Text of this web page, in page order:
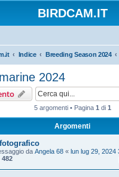
BIRDCAM.IT
Indice Breeding Season 2024
2024
5 argomenti • Pagina 1 di 1
Argomenti
da Angela 68 « lun lug 29, 2024
482